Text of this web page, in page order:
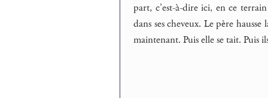
part, c’est-à-dire ici, en ce
dans ses cheveux. Le père
maintenant. Puis elle se tait. Puis